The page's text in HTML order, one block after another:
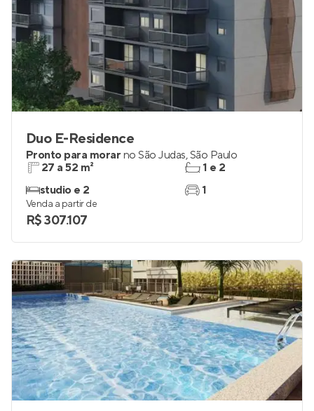
Duo E-Residence
Pronto para morar no São Judas,São Paulo
27 a 52 m²
studio e 2
1 e 2
1
Venda a partir de
R$ 307.107